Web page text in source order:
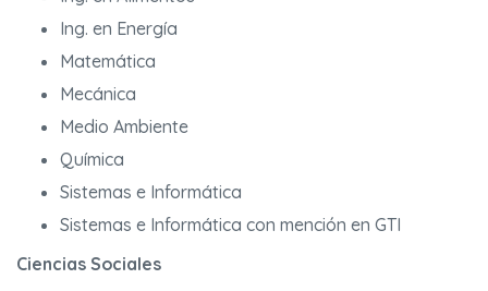
Ing. en Energía
Matemática
Mecánica
Medio Ambiente
Química
Sistemas e Informática
Sistemas e Informática con mención en GTI
Ciencias Sociales